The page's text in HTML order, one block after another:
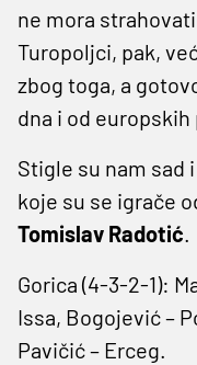
ne mora
Turopoljci, pak,
zbog toga, a
dna i od europskih
Stigle su nam sad
koje su se igrače
Tomislav Radotić.
Gorica (4-3-2-1):
Issa, Bogojević –
Pavičić – Erceg.